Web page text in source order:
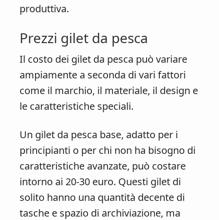
produttiva.
Prezzi gilet da pesca
Il costo dei gilet da pesca può variare
ampiamente a seconda di vari fattori
come il marchio, il materiale, il design e
le caratteristiche speciali.
Un gilet da pesca base, adatto per i
principianti o per chi non ha bisogno di
caratteristiche avanzate, può costare
intorno ai 20-30 euro. Questi gilet di
solito hanno una quantità decente di
tasche e spazio di archiviazione, ma